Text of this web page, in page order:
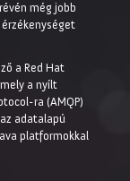
még jobb
a Red Hat
a nyílt
ra (AMQP)
adatalapú
platformokkal